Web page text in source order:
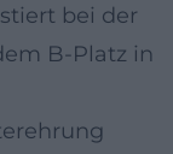
bei der
B-Platz in